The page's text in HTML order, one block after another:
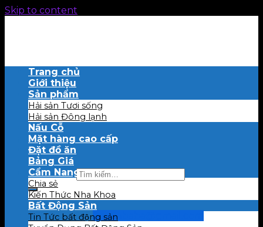
Skip to content
Tìm kiếm:
0909 457 556 haisanbaba@gmail.com
Trang chủ
Giới thiệu
Sản phẩm
Hải sản Tươi sống
Hải sản Đông lạnh
Nấu Cỗ
Mặt hàng cao cấp
Đặt đồ ăn
Bảng Giá
Cẩm Nang
Chia sẻ
Kiến Thức Nha Khoa
Bất Động Sản
Tin Tức bất động sản